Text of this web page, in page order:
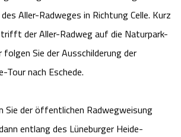
Aller-Radweges in Richtung Celle. Kurz
der Aller-Radweg auf die Naturpark-
folgen Sie der Ausschilderung der
Tour nach Eschede.
Sie der öffentlichen Radwegweisung
entlang des Lüneburger Heide-